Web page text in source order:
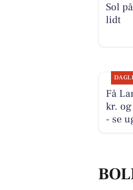
Sol
lidt
Få
kr.
- se